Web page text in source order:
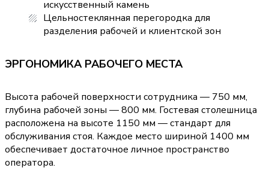
искусственный камень
Цельностеклянная перегородка для
разделения рабочей и клиентской зон
ЭРГОНОМИКА РАБОЧЕГО МЕСТА
Высота рабочей поверхности сотрудника — 750 мм,
глубина рабочей зоны — 800 мм. Гостевая столешница
расположена на высоте 1150 мм — стандарт для
обслуживания стоя. Каждое место шириной 1400 мм
обеспечивает достаточное личное пространство
оператора.